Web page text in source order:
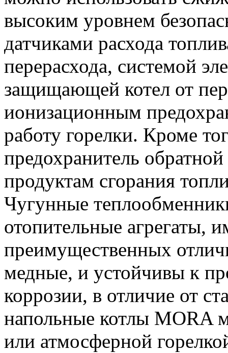
высоким уровнем
датчиками расхода
перерасхода, системой
защищающей котел от
ионизационным
работу горелки. Кроме
предохранитель
продуктам сгорания
Чугунные
отопительные агрегаты,
преимущественных
медные, и устойчивы к
коррозии, в отличие от
напольные котлы MORA
или атмосферной